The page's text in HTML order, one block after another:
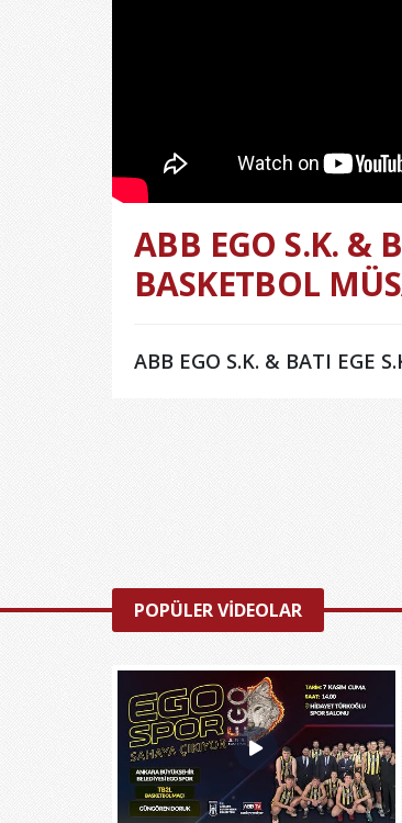
ABB EGO S.K. &
BASKETBOL
ABB EGO S.K. & BATI EGE
POPÜLER VİDEOLAR